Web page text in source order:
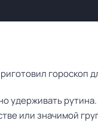
гороскоп
удерживать
или значимой